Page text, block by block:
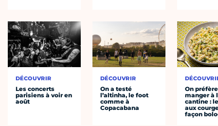
DÉCOUVRIR
Les concerts
parisiens à voir en
août
DÉCOUVRIR
On a testé
l’altinha, le foot
comme à
Copacabana
On préfère
manger à
cantine :
aux
façon